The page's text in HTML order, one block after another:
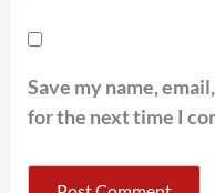
Save my name,
for the next time I